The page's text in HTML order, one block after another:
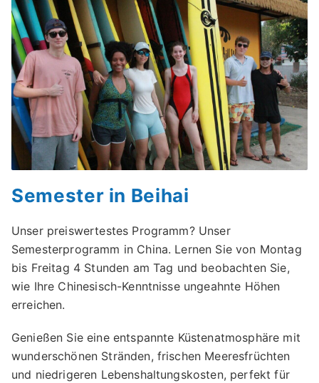
Semester in Beihai
Unser preiswertestes Programm? Unser
Semesterprogramm in China. Lernen Sie von Montag
bis Freitag 4 Stunden am Tag und beobachten Sie,
wie Ihre Chinesisch-Kenntnisse ungeahnte Höhen
erreichen.
Genießen Sie eine entspannte Küstenatmosphäre mit
wunderschönen Stränden, frischen Meeresfrüchten
und niedrigeren Lebenshaltungskosten, perfekt für